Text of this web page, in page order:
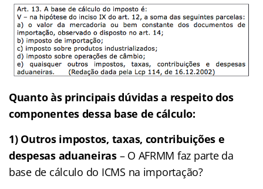
Quanto às principais dúvidas a respeito dos
componentes dessa base de cálculo:
1) Outros impostos, taxas, contribuições e
despesas aduaneiras – O AFRMM faz parte da
base de cálculo do ICMS na importação?